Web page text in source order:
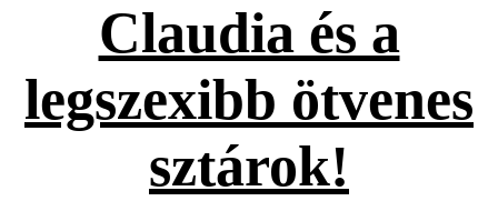
Claudia és a
legszexibb ötvenes
sztárok!